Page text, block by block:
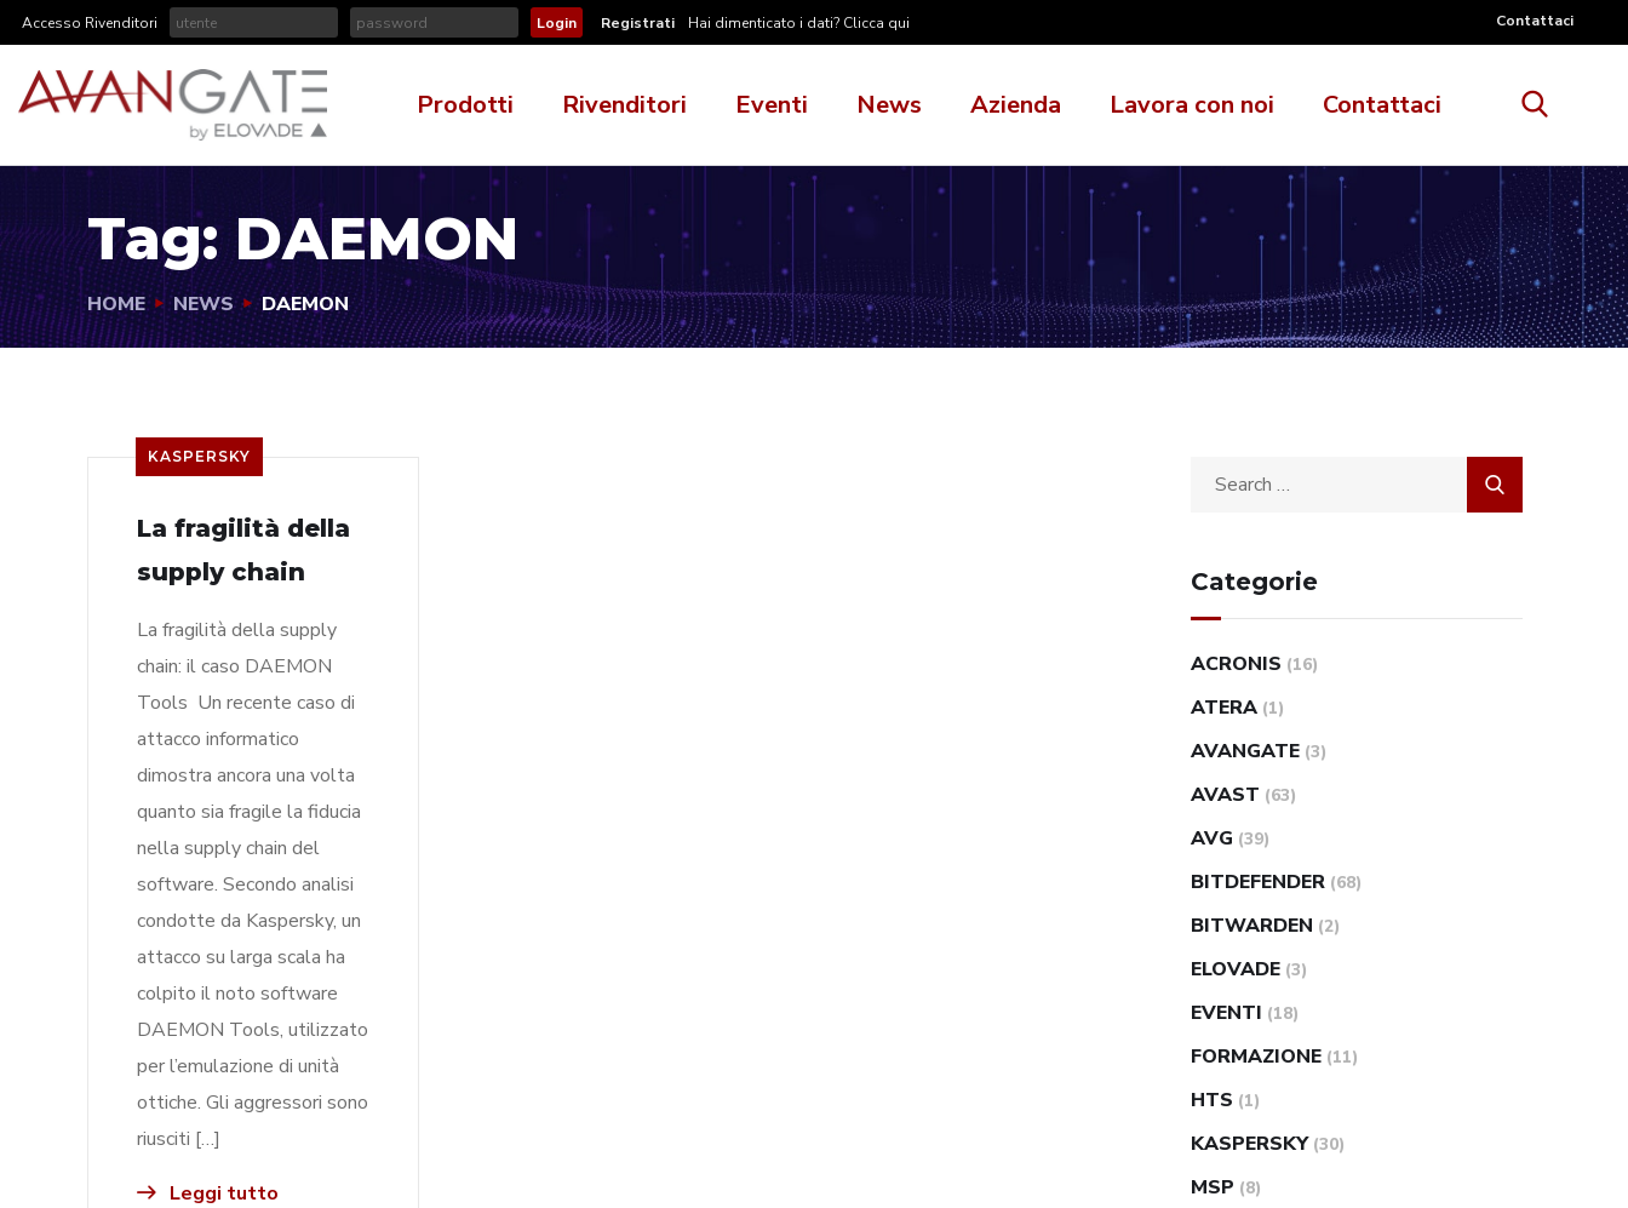
Accesso Rivenditori Registrati Hai dimenticato i dati? Clicca qui Contattaci
Prodotti Rivenditori Eventi News Azienda Lavora con noi Contattaci
Tag:DAEMON
HOME NEWS DAEMON
KASPERSKY
La fragilità della
supply chain
La fragilità della supply
chain: il caso DAEMON
Tools Un recente caso di
attacco informatico
dimostra ancora una volta
quanto sia fragile la fiducia
nella supply chain del
software. Secondo analisi
condotte da Kaspersky, un
attacco su larga scala ha
colpito il noto software
DAEMON Tools, utilizzato
per l’emulazione di unità
ottiche. Gli aggressori sono
riusciti […]
Leggi tutto
Categorie
ACRONIS (16)
ATERA (1)
AVANGATE (3)
AVAST (63)
AVG (39)
BITDEFENDER (68)
BITWARDEN (2)
ELOVADE (3)
EVENTI (18)
FORMAZIONE (11)
HTS (1)
KASPERSKY (30)
MSP (8)